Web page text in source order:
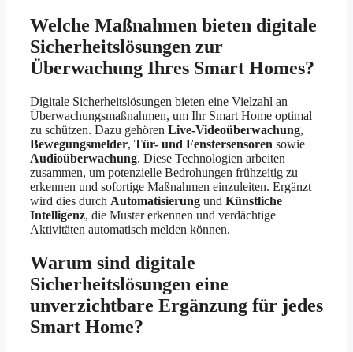
Welche Maßnahmen bieten digitale
Sicherheitslösungen zur
Überwachung Ihres Smart Homes?
Digitale Sicherheitslösungen bieten eine Vielzahl an
Überwachungsmaßnahmen, um Ihr Smart Home optimal
zu schützen. Dazu gehören Live-Videoüberwachung,
Bewegungsmelder, Tür- und Fenstersensoren sowie
Audioüberwachung. Diese Technologien arbeiten
zusammen, um potenzielle Bedrohungen frühzeitig zu
erkennen und sofortige Maßnahmen einzuleiten. Ergänzt
wird dies durch Automatisierung und Künstliche
Intelligenz, die Muster erkennen und verdächtige
Aktivitäten automatisch melden können.
Warum sind digitale
Sicherheitslösungen eine
unverzichtbare Ergänzung für jedes
Smart Home?